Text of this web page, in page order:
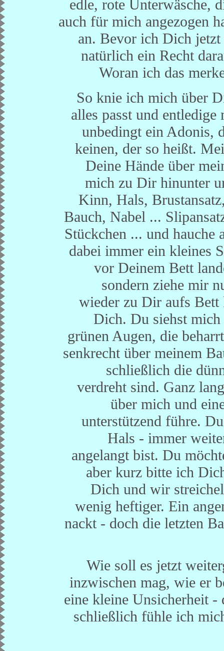
edle, rote Unterwäsche,
auch für mich angezogen
an. Bevor ich Dich
natürlich ein Recht
Woran ich das
So knie ich mich über
alles passt und
unbedingt ein Adonis,
keinen, der so heißt.
Deine Hände über
mich zu Dir hinunter
Kinn, Hals,
Bauch, Nabel ...
Stückchen ... und
dabei immer ein kleines
vor Deinem Bett
sondern ziehe mir
wieder zu Dir aufs
Dich. Du siehst
grünen Augen, die
senkrecht über meinem
schließlich die
verdreht sind. Ganz
über mich und
unterstützend führe.
Hals - immer
angelangt bist. Du
aber kurz bitte ich
Dich und wir
wenig heftiger. Ein
nackt - doch die letzten
Wie soll es jetzt
inzwischen mag, wie er
eine kleine Unsicherheit -
schließlich fühle ich